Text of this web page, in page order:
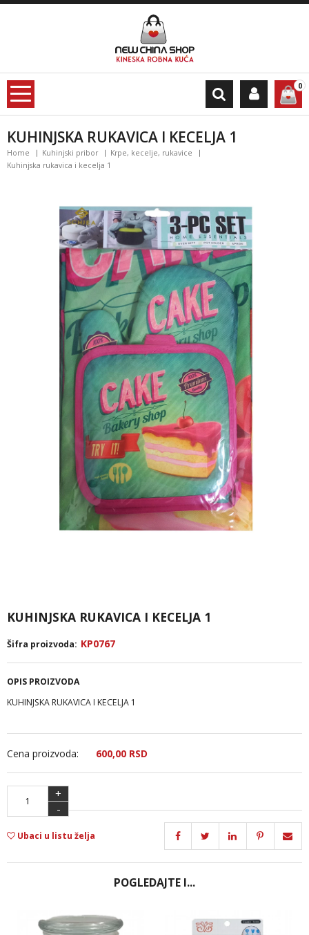
0
KUHINJSKA RUKAVICA I KECELJA 1
Home Kuhinjski pribor
Krpe, kecelje, rukavice
Kuhinjska rukavica i kecelja 1
KUHINJSKA RUKAVICA I KECELJA 1
Šifra proizvoda: KP0767
OPIS PROIZVODA
KUHINJSKA RUKAVICA I KECELJA 1
Cena proizvoda: 600,00 RSD
+
-
Ubaci u listu želja
POGLEDAJTE I...